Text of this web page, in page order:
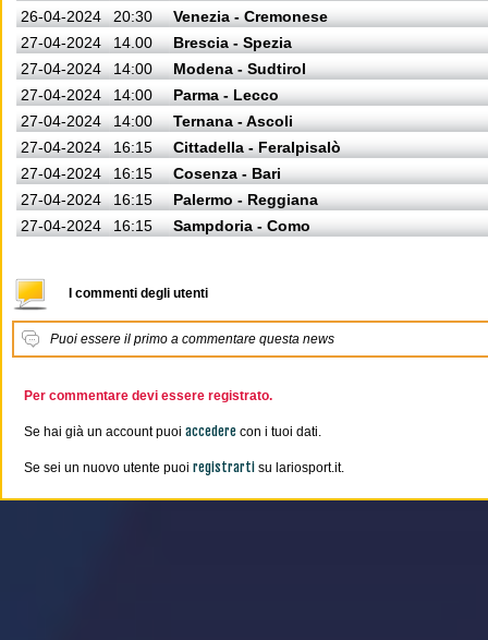
26-04-2024
20:30
Venezia - Cremonese
27-04-2024
14.00
Brescia - Spezia
27-04-2024
14:00
Modena - Sudtirol
27-04-2024
14:00
Parma - Lecco
27-04-2024
14:00
Ternana - Ascoli
27-04-2024
16:15
Cittadella - Feralpisalò
27-04-2024
16:15
Cosenza - Bari
27-04-2024
16:15
Palermo - Reggiana
27-04-2024
16:15 Sampdoria - Como
I commenti degli utenti
Puoi essere il primo a commentare questa news
Per commentare devi essere registrato.
Se hai già un account puoi accedere con i tuoi dati.
Se sei un nuovo utente puoi registrarti su lariosport.it.